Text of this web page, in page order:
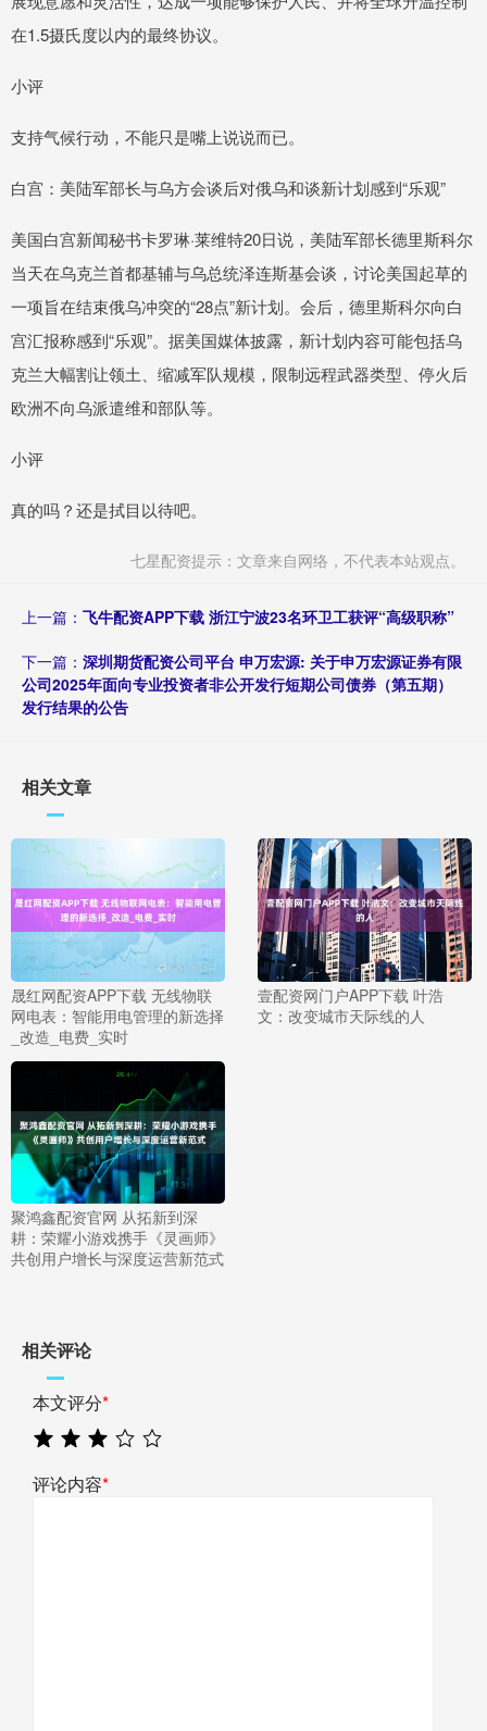
在1.5摄氏度以内的最终协议。
小评
支持气候行动，不能只是嘴上说说而已。
白宫：美陆军部长与乌方会谈后对俄乌和谈新计划感到“乐观”
美国白宫新闻秘书卡罗琳·莱维特20日说，美陆军部长德里斯科尔
当天在乌克兰首都基辅与乌总统泽连斯基会谈，讨论美国起草的
一项旨在结束俄乌冲突的“28点”新计划。会后，德里斯科尔向白
宫汇报称感到“乐观”。据美国媒体披露，新计划内容可能包括乌
克兰大幅割让领土、缩减军队规模，限制远程武器类型、停火后
欧洲不向乌派遣维和部队等。
小评
真的吗？还是拭目以待吧。
七星配资提示：文章来自网络，不代表本站观点。
上一篇： 飞牛配资APP下载 浙江宁波23名环卫工获评“高级职称”
下一篇： 深圳期货配资公司平台 申万宏源: 关于申万宏源证券有限
公司2025年面向专业投资者非公开发行短期公司债券（第五期）
发行结果的公告
相关文章
晟红网配资APP下载 无线物联
网电表：智能用电管理的新选择
_改造_电费_实时
壹配资网门户APP下载 叶浩
文：改变城市天际线的人
聚鸿鑫配资官网 从拓新到深
耕：荣耀小游戏携手《灵画师》
共创用户增长与深度运营新范式
相关评论
本文评分*
评论内容*